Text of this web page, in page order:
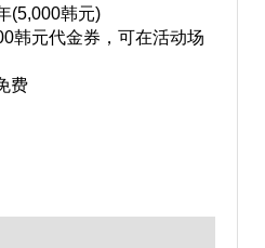
(5,000韩元)
韩元代金券，可在活动场
费